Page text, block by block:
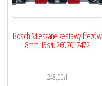
Bosch Mieszane zestawy frezów
8mm 15szt. 2607017472
248,00zł